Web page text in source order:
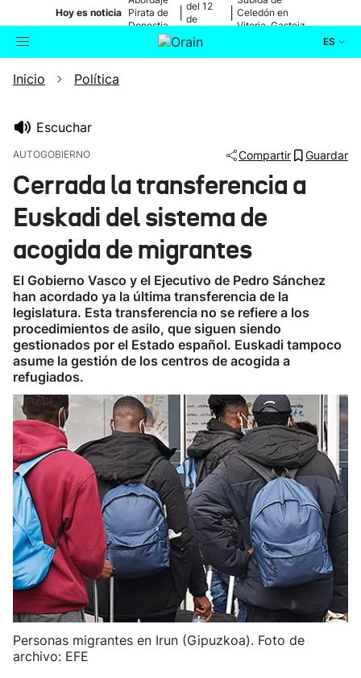
Hoy es noticia Pirata de
Donostia
del 12
de
Celedón en
Vitoria-Gasteiz
ES
Buscador
Ikusmiran
Eguraldia
Inicio Política
Escuchar
AUTOGOBIERNO Compartir Guardar
Cerrada la transferencia a
Euskadi del sistema de
acogida de migrantes
El Gobierno Vasco y el Ejecutivo de Pedro Sánchez
han acordado ya la última transferencia de la
legislatura. Esta transferencia no se refiere a los
procedimientos de asilo, que siguen siendo
gestionados por el Estado español. Euskadi tampoco
asume la gestión de los centros de acogida a
refugiados.
Personas migrantes en Irun (Gipuzkoa). Foto de
archivo: EFE